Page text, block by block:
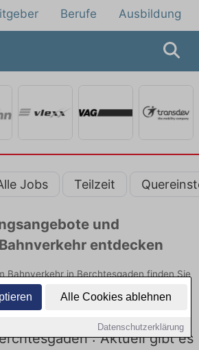
Alle Cookies ablehnen
Datenschutzerklärung
Berufe Ausbildung
Jobs Teilzeit
und
entdecken
Bahnverkehr in Berchtesgaden finden Sie
Sie freie Optionen von Top-
Sie sich noch heute.
: Aktuell gibt es